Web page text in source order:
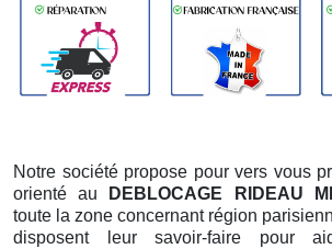
Notre société propose pour vers vous
orienté au
DEBLOCAGE RIDEAU
toute la zone concernant région
disposent leur savoir-faire pour